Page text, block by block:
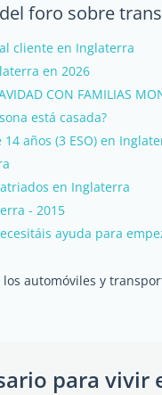
foro sobre
cliente en Inglaterra
en 2026
CON FAMILIAS
está casada?
años (3 ESO) en
en Inglaterra
- 2015
ayuda para
automóviles y
para vivir